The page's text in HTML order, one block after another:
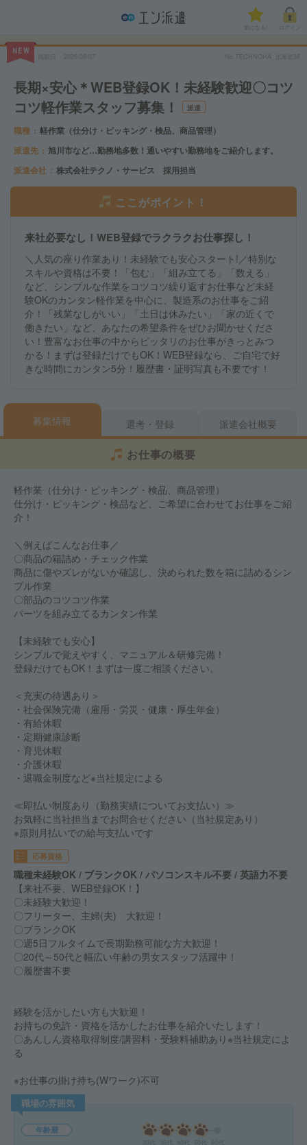
気になる!
NEW
No.TECHNOHA_北海道38
長期×安心＊WEB登録OK！未経験歓迎〇コツ
コツ軽作業スタッフ募集！
派遣
職種
軽作業（仕分け・ピッキング・検品、商品管理）
派遣先
旭川市など…勤務地多数！通いやすい勤務地をご紹介します。
派遣会社
株式会社テクノ・サービス 採用担当
ここがポイント！
来社必要なし！WEB登録でラクラクお仕事探し！
＼人気の座り作業あり！未経験でも安心スタート!／特別な
スキルや資格は不要！「包む」「組み立てる」「数える」
など、シンプルな作業をコツコツ繰り返すお仕事など未経
験OKのカンタン軽作業を中心に、製造系のお仕事をご紹
介！「残業なしがいい」「土日は休みたい」「家の近くで
働きたい」など、あなたの希望条件をぜひお聞かせくださ
い！豊富なお仕事の中からピッタリのお仕事がきっとみつ
かる！まずは登録だけでもOK！WEB登録なら、ご自宅で好
きな時間にカンタン5分！履歴書・証明写真も不要です！
募集情報 選考・登録 派遣会社概要
お仕事の概要
軽作業（仕分け・ピッキング・検品、商品管理）
仕分け・ピッキング・検品など、ご希望に合わせてお仕事をご紹
介！
＼例えばこんなお仕事／
〇商品の箱詰め・チェック作業
商品に傷やズレがないか確認し、決められた数を箱に詰めるシン
プル作業
〇部品のコツコツ作業
パーツを組み立てるカンタン作業
【未経験でも安心】
シンプルで覚えやすく、マニュアル＆研修完備！
登録だけでもOK！まずは一度ご相談ください。
＜充実の待遇あり＞
・社会保険完備（雇用・労災・健康・厚生年金）
・有給休暇
・定期健康診断
・育児休暇
・介護休暇
・退職金制度など※当社規定による
≪即払い制度あり（勤務実績についてお支払い）≫
お気軽に当社担当までお問合せください（当社規定あり）
※原則月払いでの給与支払いです
応募資格
職種未経験OK / ブランクOK / パソコンスキル不要 / 英語力不要
【来社不要、WEB登録OK！】
〇未経験大歓迎！
〇フリーター、主婦(夫) 大歓迎！
〇ブランクOK
〇週5日フルタイムで長期勤務可能な方大歓迎！
〇20代～50代と幅広い年齢の男女スタッフ活躍中！
〇履歴書不要
経験を活かしたい方も大歓迎！
お持ちの免許・資格を活かしたお仕事を紹介いたします！
〇あんしん資格取得制度/講習料・受験料補助あり※当社規定によ
る
※お仕事の掛け持ち(Wワーク)不可
職場の雰囲気
年齢層